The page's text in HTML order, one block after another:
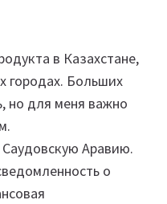
в Казахстане,
городах. Больших
но для меня важно
Аравию.
о